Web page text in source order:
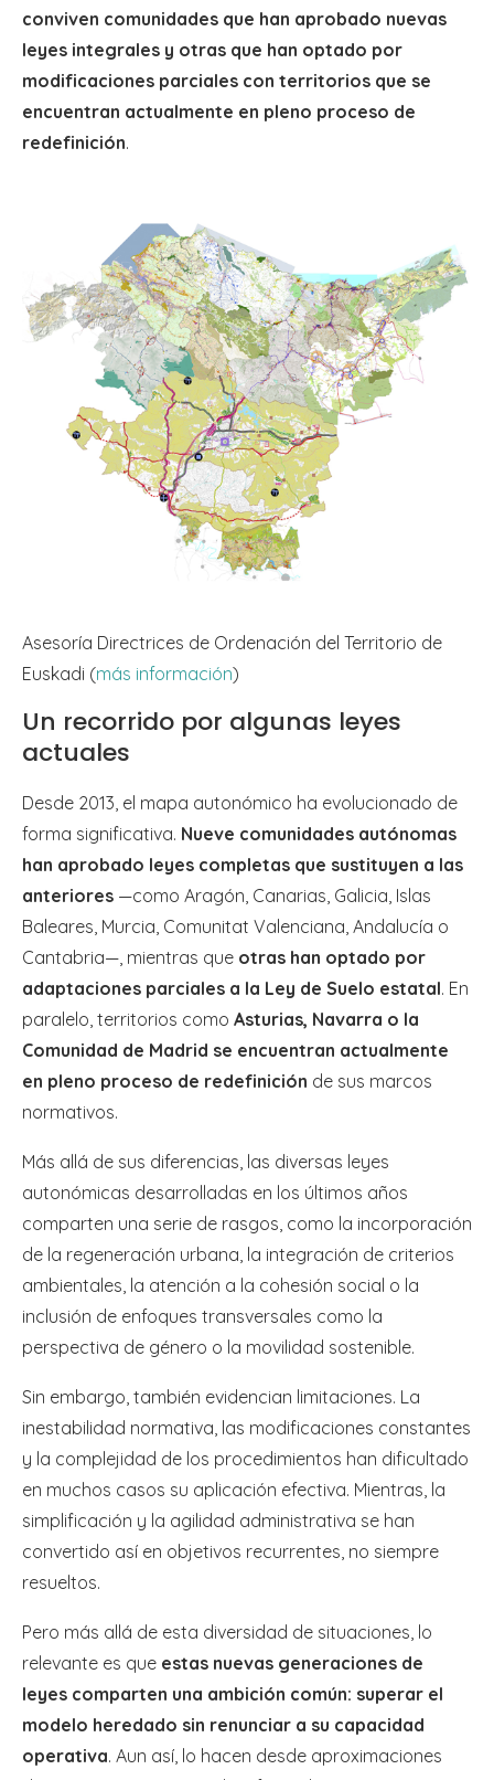
conviven comunidades que han aprobado nuevas
leyes integrales y otras que han optado por
modificaciones parciales con territorios que se
encuentran actualmente en pleno proceso de
redefinición.
Asesoría Directrices de Ordenación del Territorio de
Euskadi (más información)
Un recorrido por algunas leyes
actuales
Desde 2013, el mapa autonómico ha evolucionado de
forma significativa. Nueve comunidades autónomas
han aprobado leyes completas que sustituyen a las
anteriores —como Aragón, Canarias, Galicia, Islas
Baleares, Murcia, Comunitat Valenciana, Andalucía o
Cantabria—, mientras que otras han optado por
adaptaciones parciales a la Ley de Suelo estatal. En
paralelo, territorios como Asturias, Navarra o la
Comunidad de Madrid se encuentran actualmente
en pleno proceso de redefinición de sus marcos
normativos.
Más allá de sus diferencias, las diversas leyes
autonómicas desarrolladas en los últimos años
comparten una serie de rasgos, como la incorporación
de la regeneración urbana, la integración de criterios
ambientales, la atención a la cohesión social o la
inclusión de enfoques transversales como la
perspectiva de género o la movilidad sostenible.
Sin embargo, también evidencian limitaciones. La
inestabilidad normativa, las modificaciones constantes
y la complejidad de los procedimientos han dificultado
en muchos casos su aplicación efectiva. Mientras, la
simplificación y la agilidad administrativa se han
convertido así en objetivos recurrentes, no siempre
resueltos.
Pero más allá de esta diversidad de situaciones, lo
relevante es que estas nuevas generaciones de
leyes comparten una ambición común: superar el
modelo heredado sin renunciar a su capacidad
operativa. Aun así, lo hacen desde aproximaciones